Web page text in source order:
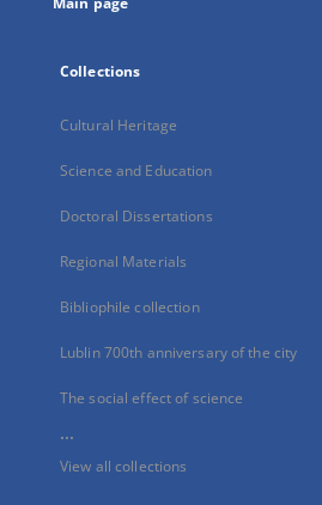
Collections
Cultural Heritage
Science and Education
Doctoral Dissertations
Regional Materials
Bibliophile collection
Lublin 700th anniversary of the city
The social effect of science
...
View all collections